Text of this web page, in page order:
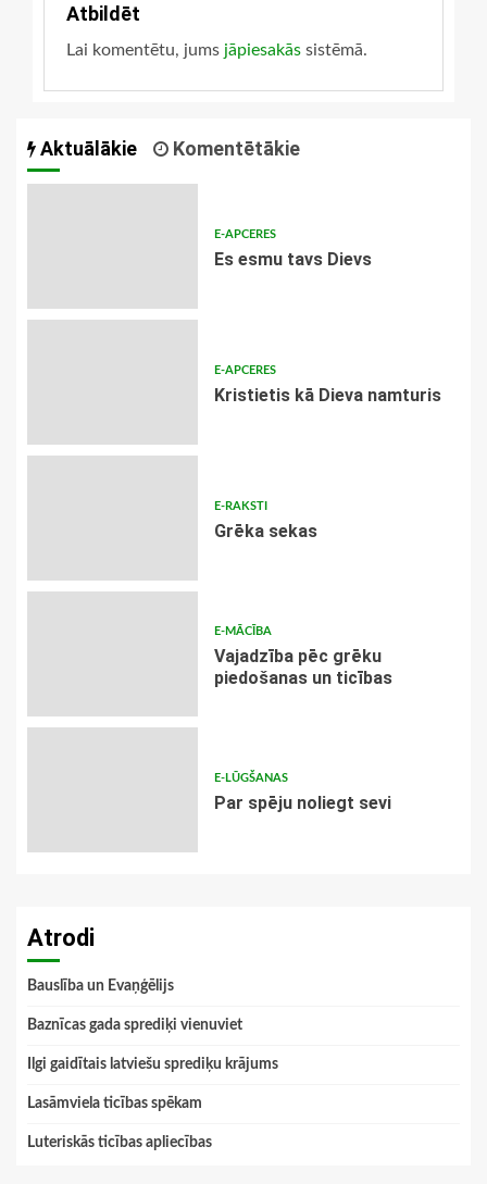
Atbildēt
Lai komentētu, jums jāpiesakās sistēmā.
Aktuālākie Komentētākie
E-APCERES
Es esmu tavs Dievs
E-APCERES
Kristietis kā Dieva namturis
E-RAKSTI
Grēka sekas
E-MĀCĪBA
Vajadzība pēc grēku
piedošanas un ticības
E-LŪGŠANAS
Par spēju noliegt sevi
Atrodi
Bauslība un Evaņģēlijs
Baznīcas gada sprediķi vienuviet
Ilgi gaidītais latviešu sprediķu krājums
Lasāmviela ticības spēkam
Luteriskās ticības apliecības